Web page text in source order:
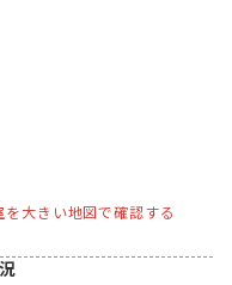
を大きい地図で確認する